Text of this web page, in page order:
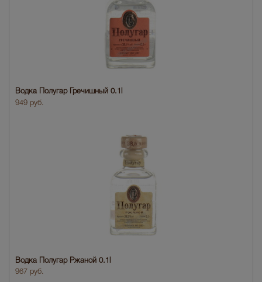
Водка Полугар Гречишный 0.1l
949 руб.
Водка Полугар Ржаной 0.1l
967 руб.